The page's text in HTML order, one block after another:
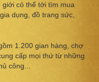
giới có thể tới tìm mua
dụng, đồ trang sức,
1.200 gian hàng, chợ
cấp mọi thứ từ những
công...